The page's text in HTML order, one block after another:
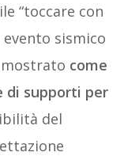
“toccare con
evento sismico
come
di supporti per
del